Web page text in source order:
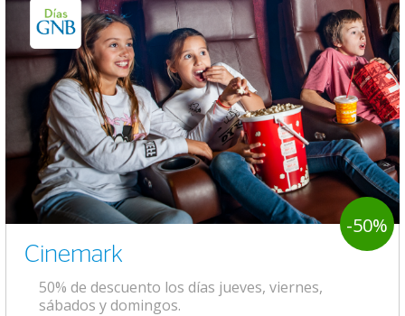
-50%
Cinemark
50% de descuento los días jueves, viernes,
sábados y domingos.